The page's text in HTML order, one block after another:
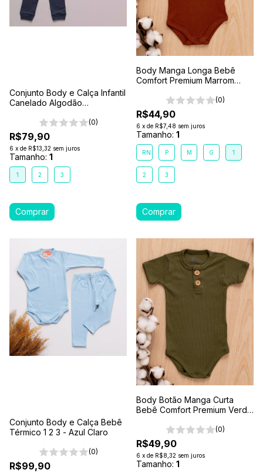
Conjunto Body e Calça Infantil
Canelado Algodão
Chumbo
(0)
R$79,90
6 x de R$13,32 sem juros
Tamanho: 1
1 2 3
Body Manga Longa Bebê
Comfort Premium Marrom
(0)
R$44,90
6 x de R$7,48 sem juros
Tamanho: 1
RN P M G 1
2 3
Conjunto Body e Calça Bebê
Térmico 1 2 3 - Azul Claro
(0)
R$99,90
Body Botão Manga Curta
Bebê Comfort Premium Verde
(0)
R$49,90
6 x de R$8,32 sem juros
Tamanho: 1